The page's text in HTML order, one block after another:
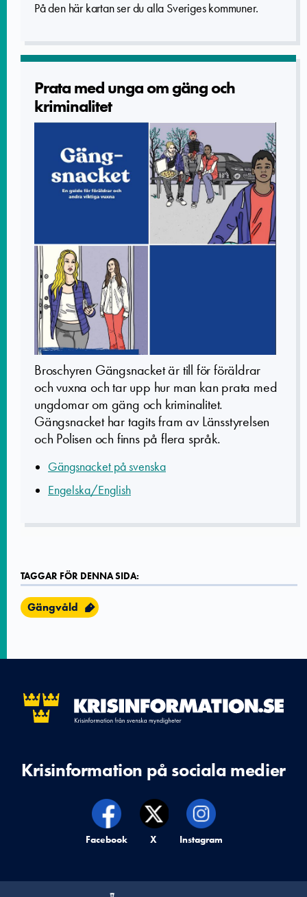
På den här kartan ser du alla Sveriges kommuner.
Prata med unga om gäng och
kriminalit­et
Broschyren Gängsnacket är till för föräldrar
och vuxna och tar upp hur man kan prata med
ungdomar om gäng och kriminalitet.
Gängsnacket har tagits fram av Länsstyrelsen
och Polisen och finns på flera språk.
Gängsnacket på svenska
Engelska/English
TAGGAR FÖR DENNA SIDA:
Gängvåld
Krisinformation på sociala medier
Krisinformation på,
Facebook Krisinformation på,
X Krisinformation på,
Instagram